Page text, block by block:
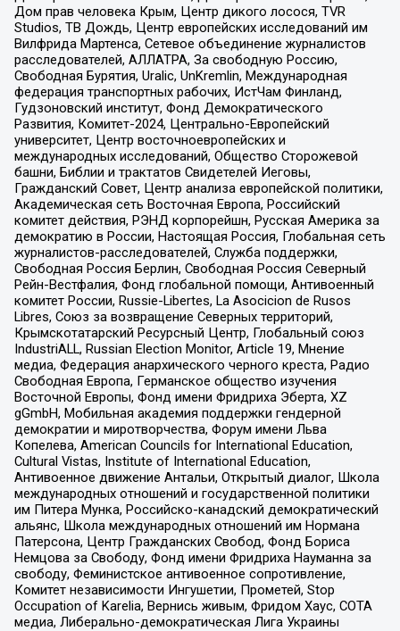
Дом прав человека Крым, Центр дикого лосося, TVR
Studios, ТВ Дождь, Центр европейских исследований им
Вилфрида Мартенса, Сетевое объединение журналистов
расследователей, АЛЛАТРА, За свободную Россию,
Свободная Бурятия, Uralic, UnKremlin, Международная
федерация транспортных рабочих, ИстЧам Финланд,
Гудзоновский институт, Фонд Демократического
Развития, Комитет-2024, Центрально-Европейский
университет, Центр восточноевропейских и
международных исследований, Общество Сторожевой
башни, Библии и трактатов Свидетелей Иеговы,
Гражданский Совет, Центр анализа европейской политики,
Академическая сеть Восточная Европа, Российский
комитет действия, РЭНД корпорейшн, Русская Америка за
демократию в России, Настоящая Россия, Глобальная сеть
журналистов-расследователей, Служба поддержки,
Свободная Россия Берлин, Свободная Россия Северный
Рейн-Вестфалия, Фонд глобальной помощи, Антивоенный
комитет России, Russie-Libertes, La Asocicion de Rusos
Libres, Союз за возвращение Северных территорий,
Крымскотатарский Ресурсный Центр, Глобальный союз
IndustriALL, Russian Election Monitor, Article 19, Мнение
медиа, Федерация анархического черного креста, Радио
Свободная Европа, Германское общество изучения
Восточной Европы, Фонд имени Фридриха Эберта, XZ
gGmbH, Мобильная академия поддержки гендерной
демократии и миротворчества, Форум имени Льва
Копелева, American Councils for International Education,
Cultural Vistas, Institute of International Education,
Антивоенное движение Антальи, Открытый диалог, Школа
международных отношений и государственной политики
им Питера Мунка, Российско-канадский демократический
альянс, Школа международных отношений им Нормана
Патерсона, Центр Гражданских Свобод, Фонд Бориса
Немцова за Свободу, Фонд имени Фридриха Науманна за
свободу, Феминистское антивоенное сопротивление,
Комитет независимости Ингушетии, Прометей, Stop
Occupation of Karelia, Вернись живым, Фридом Хаус, СОТА
медиа, Либерально-демократическая Лига Украины